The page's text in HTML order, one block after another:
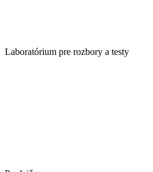
Laboratórium pre rozbory a testy